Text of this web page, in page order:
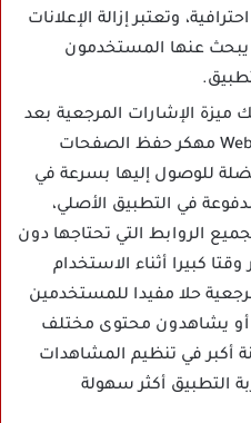
وتعتبر إزالة الإعلانات
يبحث عنها المستخدمون
ميزة الإشارات المرجعية بعد
استخدام Web Video Cast Apk مهكر حفظ الصفحات
للوصول إليها بسرعة في
في التطبيق الأصلي،
الروابط التي تحتاجها دون
كبيرا أثناء الاستخدام
حلا مفيدا للمستخدمين
أو يشاهدون محتوى مختلف
أكبر في تنظيم المشاهدات
التطبيق أكثر سهولة